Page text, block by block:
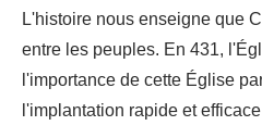
L'histoire nous enseigne que
entre les peuples. En 431,
l'importance de cette Église
l'implantation rapide et